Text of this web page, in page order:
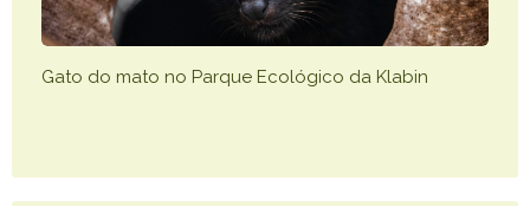
Gato do mato no Parque Ecológico da Klabin